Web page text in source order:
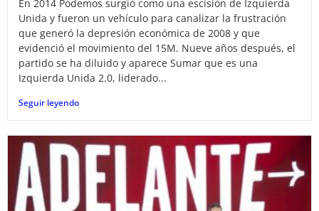
En 2014 Podemos surgió como una escisión de Izquierda
Unida y fueron un vehículo para canalizar la frustración
que generó la depresión económica de 2008 y que
evidenció el movimiento del 15M. Nueve años después, el
partido se ha diluido y aparece Sumar que es una
Izquierda Unida 2.0, liderado...
Seguir leyendo